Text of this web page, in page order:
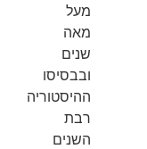
מעל
מאה
שנים
ובבסיסו
ההיסטוריה
רבת
השנים